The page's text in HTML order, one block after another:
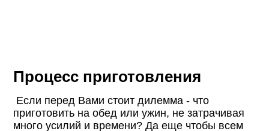
Процесс приготовления
Если перед Вами стоит дилемма - что
приготовить на обед или ужин, не затрачивая
много усилий и времени? Да еще чтобы всем